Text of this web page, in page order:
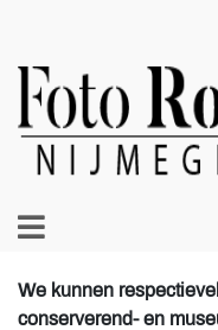
We kunnen
conserverend- en